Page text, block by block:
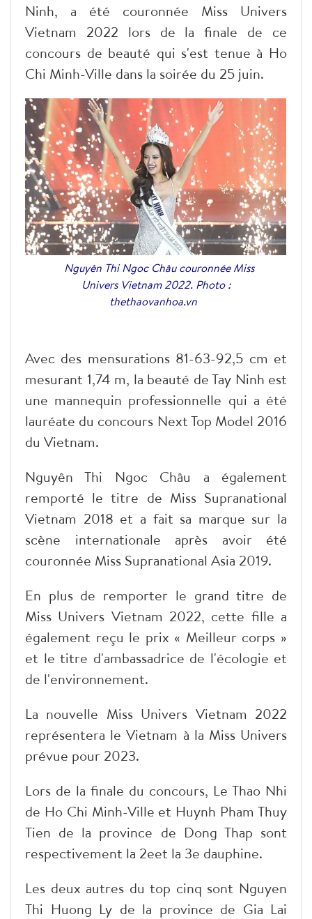
Ninh, a été couronnée Miss Univers
Vietnam 2022 lors de la finale de ce
concours de beauté qui s'est tenue à Ho
Chi Minh-Ville dans la soirée du 25 juin.
Nguyên Thi Ngoc Châu couronnée Miss
Univers Vietnam 2022. Photo :
thethaovanhoa.vn
Avec des mensurations 81-63-92,5 cm et
mesurant 1,74 m, la beauté de Tay Ninh est
une mannequin professionnelle qui a été
lauréate du concours Next Top Model 2016
du Vietnam.
Nguyên Thi Ngoc Châu a également
remporté le titre de Miss Supranational
Vietnam 2018 et a fait sa marque sur la
scène internationale après avoir été
couronnée Miss Supranational Asia 2019.
En plus de remporter le grand titre de
Miss Univers Vietnam 2022, cette fille a
également reçu le prix « Meilleur corps »
et le titre d'ambassadrice de l'écologie et
de l'environnement.
La nouvelle Miss Univers Vietnam 2022
représentera le Vietnam à la Miss Univers
prévue pour 2023.
Lors de la finale du concours, Le Thao Nhi
de Ho Chi Minh-Ville et Huynh Pham Thuy
Tien de la province de Dong Thap sont
respectivement la 2eet la 3e dauphine.
Les deux autres du top cinq sont Nguyen
Thi Huong Ly de la province de Gia Lai